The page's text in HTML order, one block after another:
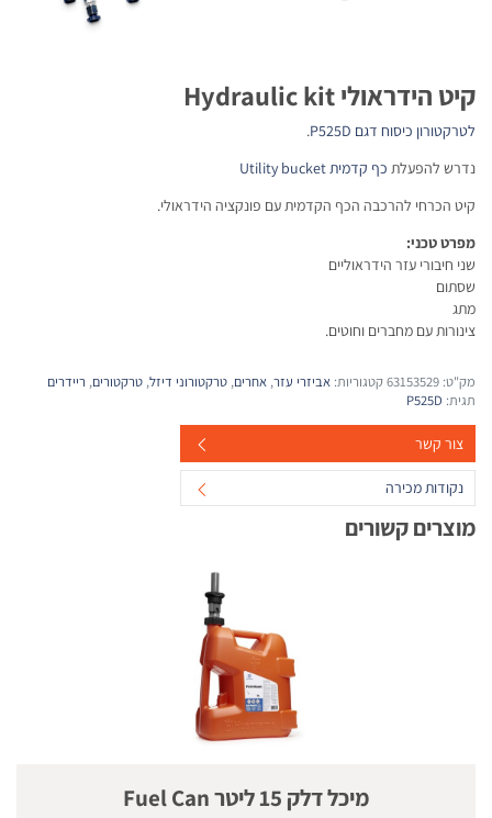
קיט הידראולי Hydraulic kit
לטרקטורון כיסוח דגם P525D
.
נדרש להפעלת כף קדמית Utility bucket
קיט הכרחי להרכבה הכף הקדמית עם פונקציה הידראולי.
מפרט טכני:
שני חיבורי עזר הידראוליים
שסתום
מתג
צינורות עם מחברים וחוטים.
מק"ט: 63153529קטגוריות: אביזרי עזר, אחרים, טרקטורוני דיזל, טרקטורים, ריידרים
תגית: P525D
צור קשר
נקודות מכירה
מוצרים קשורים
מיכל דלק 15 ליטר Fuel Can